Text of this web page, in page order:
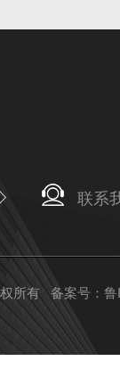
联系
权所有备案号：